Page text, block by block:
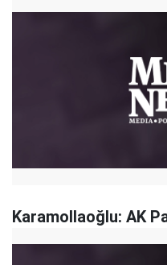
Karamollaoğlu: AK